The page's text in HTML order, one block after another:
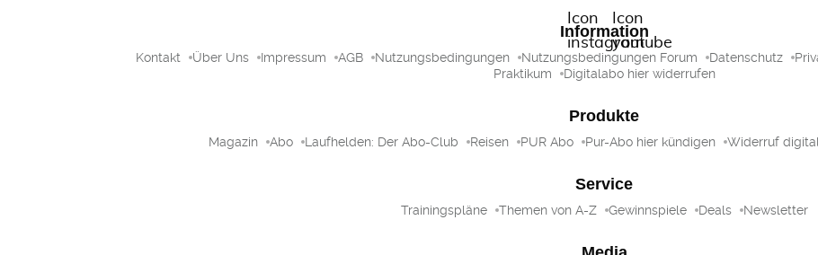
Information
Kontakt Über Uns Impressum AGB Nutzungsbedingungen Nutzungsbedingungen Forum Datenschutz
Praktikum
Digitalabo hier widerrufen
Produkte
Magazin Abo Laufhelden: Der Abo-Club Reisen PUR Abo Pur-Abo hier kündigen Widerruf
Service
Trainingspläne Themen von A-Z Gewinnspiele Deals Newsletter